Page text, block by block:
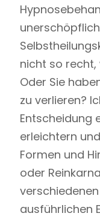
nicht so
Oder Sie
zu verlieren?
Entscheidung
erleichtern
Formen und
oder
ausführlichen